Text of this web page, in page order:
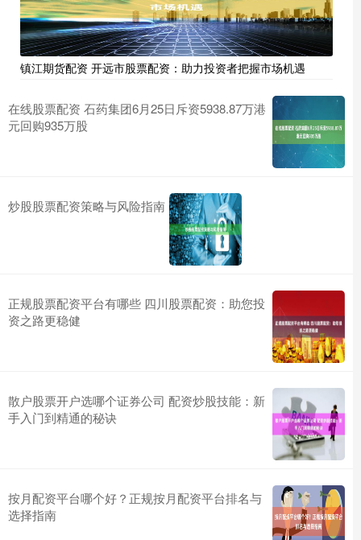
镇江期货配资 开远市股票配资：助力投资者把握市场机遇
在线股票配资 石药集团6月25日斥资5938.87万港
元回购935万股
炒股股票配资策略与风险指南
正规股票配资平台有哪些 四川股票配资：助您投
资之路更稳健
散户股票开户选哪个证券公司 配资炒股技能：新
手入门到精通的秘诀
按月配资平台哪个好？正规按月配资平台排名与
选择指南